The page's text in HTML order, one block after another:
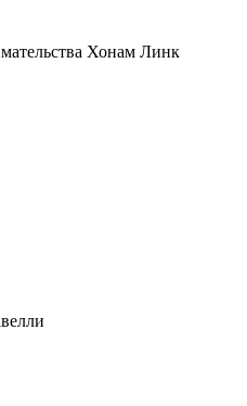
Хонам Линк